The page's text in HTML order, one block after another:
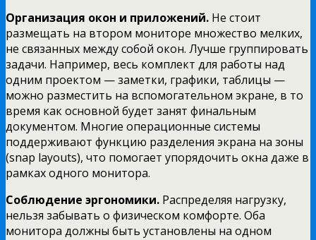
Организация окон и приложений. Не стоит
размещать на втором мониторе множество мелких,
не связанных между собой окон. Лучше группировать
задачи. Например, весь комплект для работы над
одним проектом — заметки, графики, таблицы —
можно разместить на вспомогательном экране, в то
время как основной будет занят финальным
документом. Многие операционные системы
поддерживают функцию разделения экрана на зоны
(snap layouts), что помогает упорядочить окна даже в
рамках одного монитора.
Соблюдение эргономики. Распределяя нагрузку,
нельзя забывать о физическом комфорте. Оба
монитора должны быть установлены на одном